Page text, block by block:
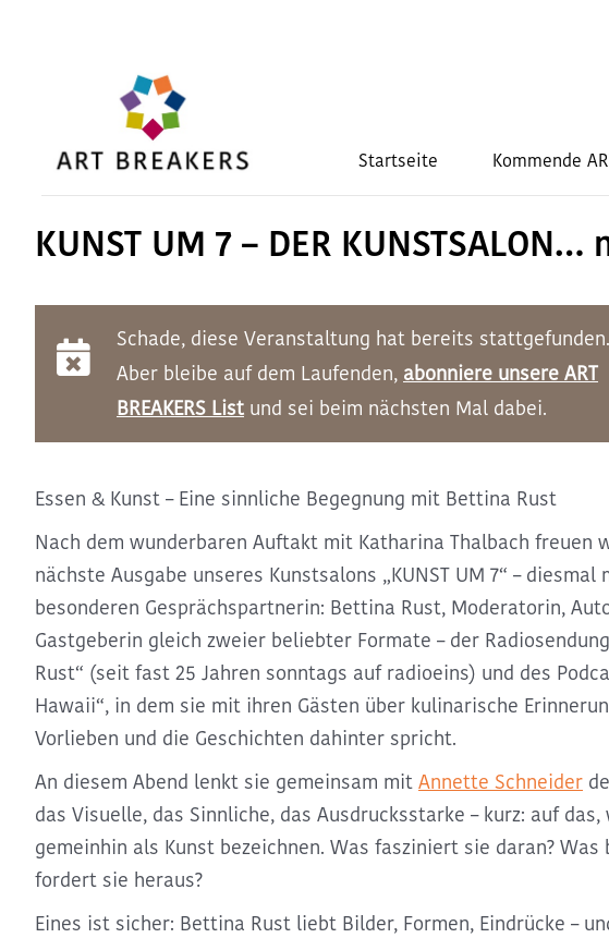
Startseite Kommende
KUNST UM 7 – DER
Schade, diese Veranstaltung hat bereits stattgefunden.
Aber bleibe auf dem Laufenden, abonniere unsere ART
BREAKERS List und sei beim nächsten Mal dabei.
Essen & Kunst – Eine sinnliche Begegnung mit Bettina Rust
Nach dem wunderbaren Auftakt mit Katharina Thalbach freuen
nächste Ausgabe unseres Kunstsalons „KUNST UM 7“ – diesmal
besonderen Gesprächspartnerin: Bettina Rust, Moderatorin,
Gastgeberin gleich zweier beliebter Formate – der Radiosendung
Rust“ (seit fast 25 Jahren sonntags auf radioeins) und des
Hawaii“, in dem sie mit ihren Gästen über kulinarische
Vorlieben und die Geschichten dahinter spricht.
An diesem Abend lenkt sie gemeinsam mit Annette Schneider
das Visuelle, das Sinnliche, das Ausdrucksstarke – kurz: auf
gemeinhin als Kunst bezeichnen. Was fasziniert sie daran?
fordert sie heraus?
Eines ist sicher: Bettina Rust liebt Bilder, Formen, Eindrücke –